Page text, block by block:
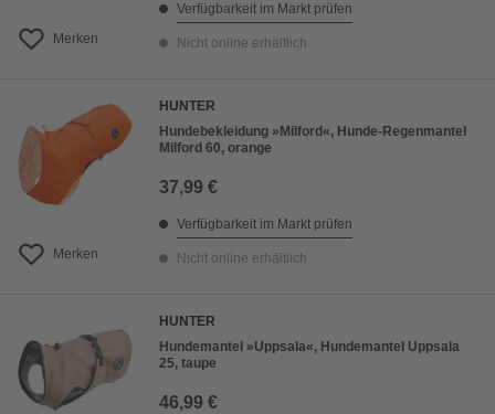
Merken
Verfügbarkeit im Markt prüfen
Nicht online erhältlich
Merken
HUNTER
Hundebekleidung »Milford«, Hunde-Regenmantel
Milford 60, orange
37,99 €
Verfügbarkeit im Markt prüfen
Nicht online erhältlich
HUNTER
Hundemantel »Uppsala«, Hundemantel Uppsala
25, taupe
46,99 €